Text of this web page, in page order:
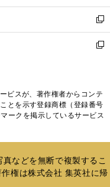
開
く
ウ
で
開
く
ン
ド
ウ
で
ウ
ィ
ン
ド
く
新
し
い
ド
ウ
で
新
ィ
ン
ド
開
く
ビスが、著作権者からコンテ
とを示す登録商標（登録番号
ークを掲示しているサービス
などを無断で複製するこ
権は株式会社 集英社に帰